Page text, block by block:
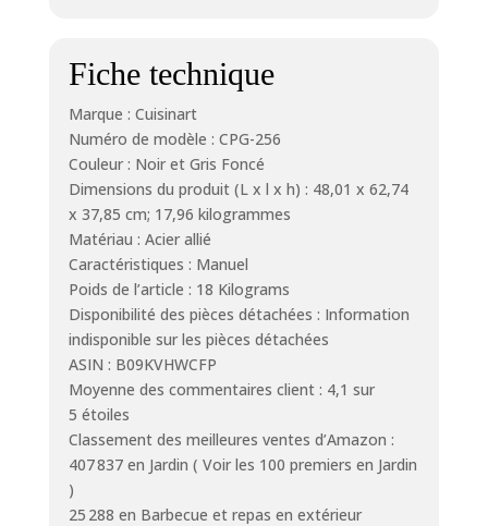
Fiche technique
Marque : Cuisinart
Numéro de modèle : CPG-256
Couleur : Noir et Gris Foncé
Dimensions du produit (L x l x h) : 48,01 x 62,74
x 37,85 cm; 17,96 kilogrammes
Matériau : Acier allié
Caractéristiques : Manuel
Poids de l’article : 18 Kilograms
Disponibilité des pièces détachées : Information
indisponible sur les pièces détachées
ASIN : B09KVHWCFP
Moyenne des commentaires client : 4,1 sur
5 étoiles
Classement des meilleures ventes d’Amazon :
407 837 en Jardin ( Voir les 100 premiers en Jardin
)
25 288 en Barbecue et repas en extérieur